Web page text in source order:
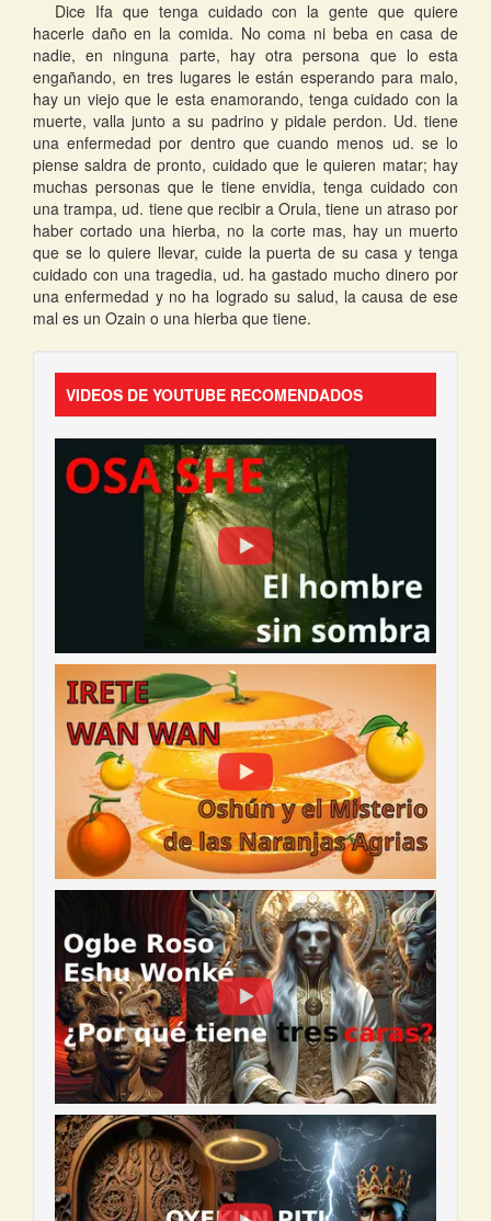
Dice Ifa que tenga cuidado con la gente que quiere
hacerle daño en la comida. No coma ni beba en casa de
nadie, en ninguna parte, hay otra persona que lo esta
engañando, en tres lugares le están esperando para malo,
hay un viejo que le esta enamorando, tenga cuidado con la
muerte, valla junto a su padrino y pidale perdon. Ud. tiene
una enfermedad por dentro que cuando menos ud. se lo
piense saldra de pronto, cuidado que le quieren matar; hay
muchas personas que le tiene envidia, tenga cuidado con
una trampa, ud. tiene que recibir a Orula, tiene un atraso por
haber cortado una hierba, no la corte mas, hay un muerto
que se lo quiere llevar, cuide la puerta de su casa y tenga
cuidado con una tragedia, ud. ha gastado mucho dinero por
una enfermedad y no ha logrado su salud, la causa de ese
mal es un Ozain o una hierba que tiene.
VIDEOS DE YOUTUBE RECOMENDADOS